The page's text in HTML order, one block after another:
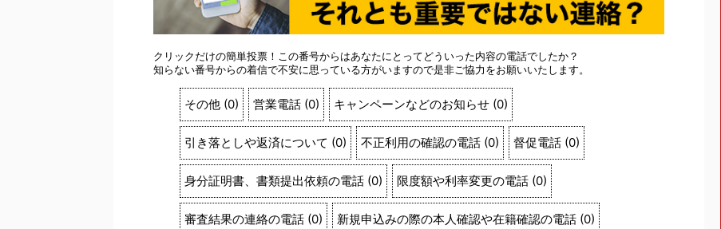
クリックだけの簡単投票！この番号からはあなたにとってどういった内容の電話でしたか？
知らない番号からの着信で不安に思っている方がいますので是非ご協力をお願いいたします。
その他 (0) 営業電話 (0) キャンペーンなどのお知らせ (0)
引き落としや返済について (0) 不正利用の確認の電話 (0) 督促電話 (0)
身分証明書、書類提出依頼の電話 (0) 限度額や利率変更の電話 (0)
審査結果の連絡の電話 (0) 新規申込みの際の本人確認や在籍確認の電話 (0)